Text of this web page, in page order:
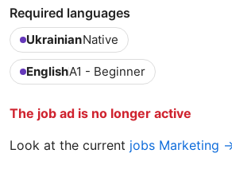
Required languages
UkrainianNative
EnglishA1 - Beginner
The job ad is no longer active
Look at the current jobs Marketing